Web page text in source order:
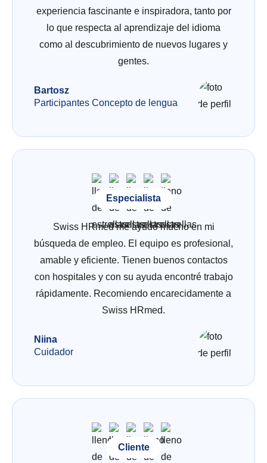
experiencia fascinante e inspiradora, tanto por
lo que respecta al aprendizaje del idioma
como al descubrimiento de nuevos lugares y
gentes.
Bartosz
Participantes Concepto de lengua
Especialista
Swiss HRmed me ayudó mucho en mi
búsqueda de empleo. El equipo es profesional,
amable y eficiente. Tienen buenos contactos
con hospitales y con su ayuda encontré trabajo
rápidamente. Recomiendo encarecidamente a
Swiss HRmed.
Niina
Cuidador
Cliente